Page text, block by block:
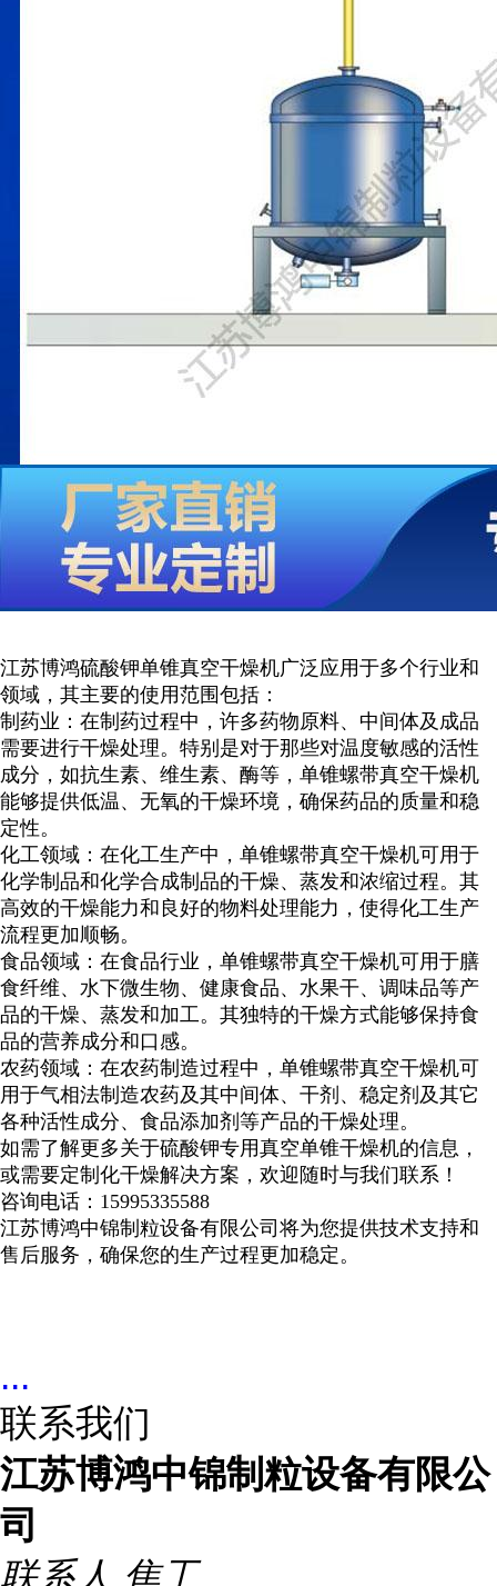
江苏博鸿硫酸钾单锥真空干燥机广泛应用于多个行业和
领域，其主要的使用范围包括：
制药业：在制药过程中，许多药物原料、中间体及成品
需要进行干燥处理。特别是对于那些对温度敏感的活性
成分，如抗生素、维生素、酶等，单锥螺带真空干燥机
能够提供低温、无氧的干燥环境，确保药品的质量和稳
定性。
化工领域：在化工生产中，单锥螺带真空干燥机可用于
化学制品和化学合成制品的干燥、蒸发和浓缩过程。其
高效的干燥能力和良好的物料处理能力，使得化工生产
流程更加顺畅。
食品领域：在食品行业，单锥螺带真空干燥机可用于膳
食纤维、水下微生物、健康食品、水果干、调味品等产
品的干燥、蒸发和加工。其独特的干燥方式能够保持食
品的营养成分和口感。
农药领域：在农药制造过程中，单锥螺带真空干燥机可
用于气相法制造农药及其中间体、干剂、稳定剂及其它
各种活性成分、食品添加剂等产品的干燥处理。
如需了解更多关于硫酸钾专用真空单锥干燥机的信息，
或需要定制化干燥解决方案，欢迎随时与我们联系！
咨询电话： 15995335588
江苏博鸿中锦制粒设备有限公司将为您提供技术支持和
售后服务，确保您的生产过程更加稳定。
...
联系我们
江苏博鸿中锦制粒设备有限公
司
联系人 焦工